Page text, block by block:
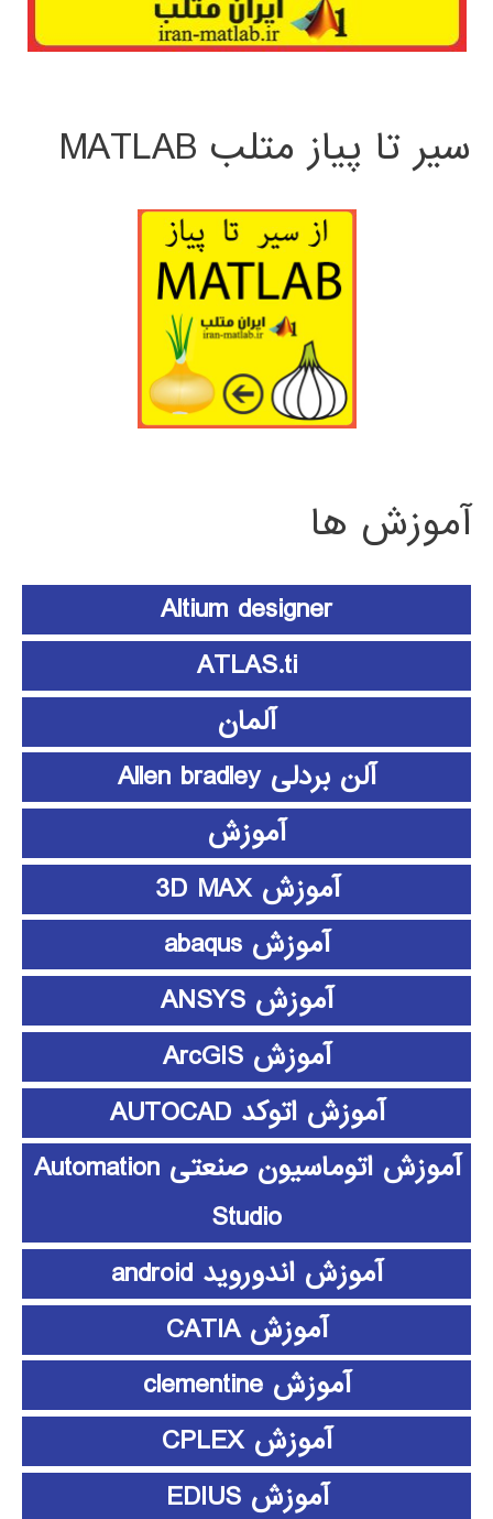
سیر تا پیاز متلب MATLAB
آموزش ها
Altium designer
ATLAS.ti
آلمان
آلن بردلی Allen bradley
آموزش
آموزش 3D MAX
آموزش abaqus
آموزش ANSYS
آموزش ArcGIS
آموزش اتوکد AUTOCAD
آموزش اتوماسیون صنعتی Automation
Studio
آموزش اندوروید android
آموزش CATIA
آموزش clementine
آموزش CPLEX
آموزش EDIUS